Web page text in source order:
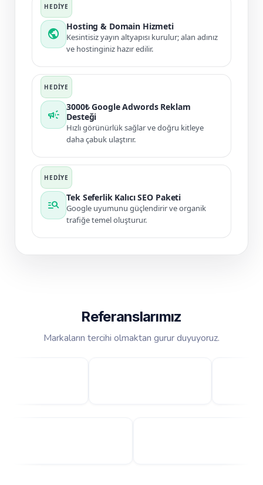
public
Hosting & Domain Hizmeti
Kesintisiz yayın altyapısı kurulur; alan adınız
ve hostinginiz hazır edilir.
campaign
3000₺ Google Adwords Reklam
Desteği
Hızlı görünürlük sağlar ve doğru kitleye
daha çabuk ulaştırır.
manage_search
Tek Seferlik Kalıcı SEO Paketi
Google uyumunu güçlendirir ve organik
trafiğe temel oluşturur.
Referanslarımız
Markaların tercihi olmaktan gurur duyuyoruz.